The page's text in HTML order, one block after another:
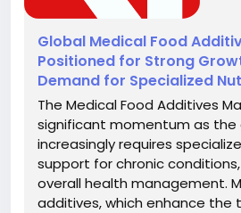
Global Medical Food
Positioned for Strong
Demand for Specialized
The Medical Food Additives
significant momentum as the
increasingly requires
support for chronic
overall health management.
additives, which enhance the